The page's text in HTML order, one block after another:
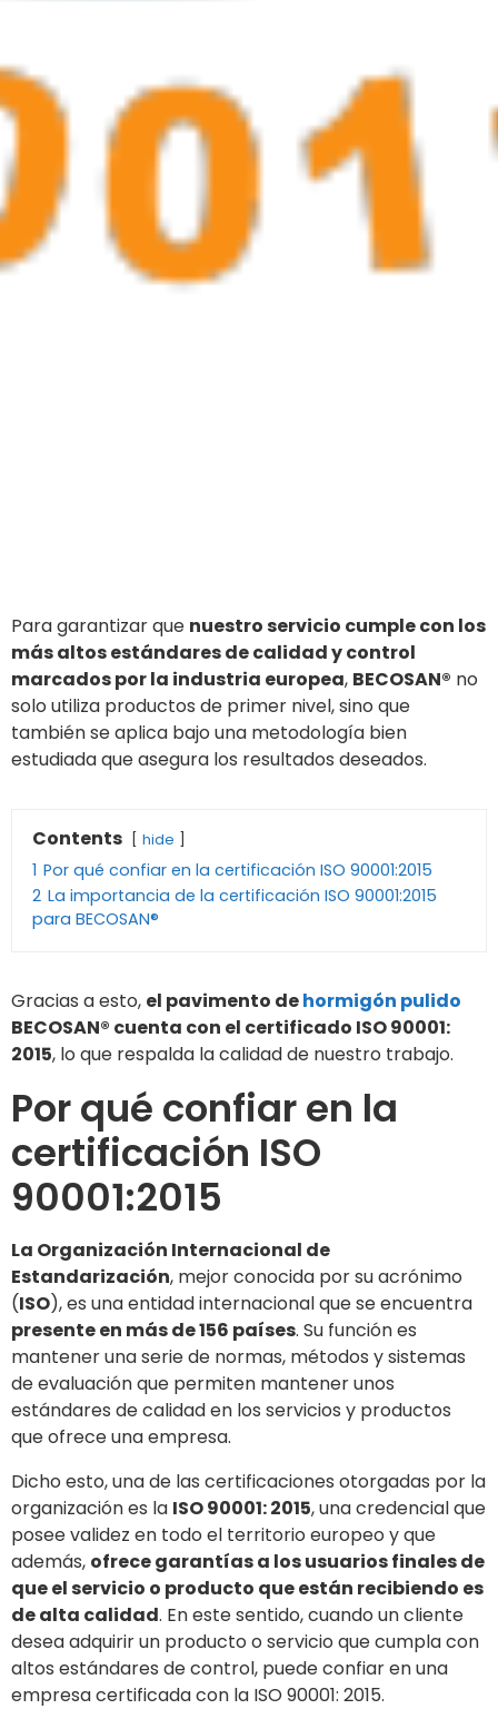
Para garantizar que nuestro servicio cumple con los
más altos estándares de calidad y control
marcados por la industria europea, BECOSAN® no
solo utiliza productos de primer nivel, sino que
también se aplica bajo una metodología bien
estudiada que asegura los resultados deseados.
Contents hide
1 Por qué confiar en la certificación ISO 90001:2015
2 La importancia de la certificación ISO 90001:2015
para BECOSAN®
Gracias a esto, el pavimento dehormigón pulido
BECOSAN® cuenta con el certificado ISO 90001:
2015, lo que respalda la calidad de nuestro trabajo.
Por qué confiar en la
certificación ISO
90001:2015
La Organización Internacional de
Estandarización, mejor conocida por su acrónimo
(ISO), es una entidad internacional que se encuentra
presente en más de 156 países. Su función es
mantener una serie de normas, métodos y sistemas
de evaluación que permiten mantener unos
estándares de calidad en los servicios y productos
que ofrece una empresa.
Dicho esto, una de las certificaciones otorgadas por la
organización es la ISO 90001: 2015, una credencial que
posee validez en todo el territorio europeo y que
además, ofrece garantías a los usuarios finales de
que el servicio o producto que están recibiendo es
de alta calidad. En este sentido, cuando un cliente
desea adquirir un producto o servicio que cumpla con
altos estándares de control, puede confiar en una
empresa certificada con la ISO 90001: 2015.